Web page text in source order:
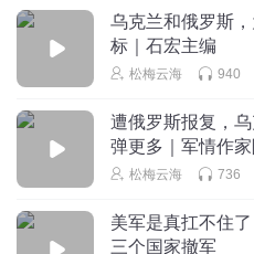
乌克兰和俄罗斯
标｜石宏主编
松梅云海 940
遭俄罗斯报复，
弹更多｜军情作
松梅云海 736
美军是真扛不住
三个国家撤军